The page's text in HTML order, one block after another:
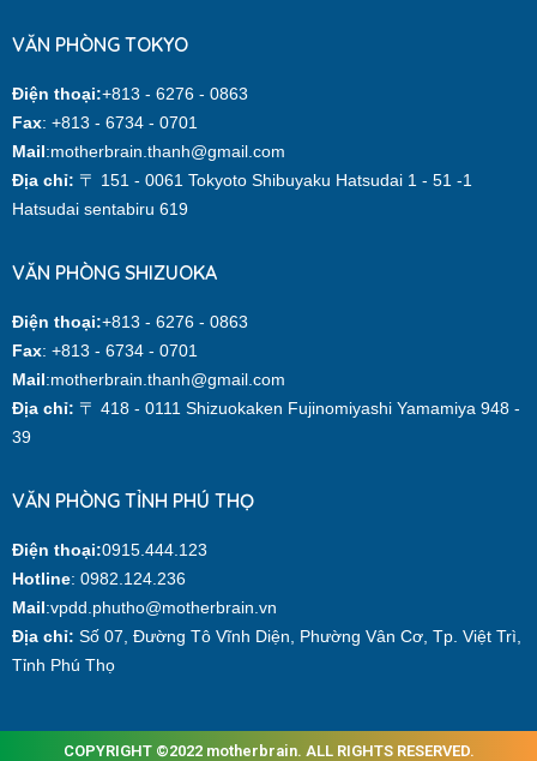
VĂN PHÒNG TOKYO
Điện thoại:+813 - 6276 - 0863
Fax: +813 - 6734 - 0701
Mail:motherbrain.thanh@gmail.com
Địa chỉ: 〒 151 - 0061 Tokyoto Shibuyaku Hatsudai 1 - 51 -1
Hatsudai sentabiru 619
VĂN PHÒNG SHIZUOKA
Điện thoại:+813 - 6276 - 0863
Fax: +813 - 6734 - 0701
Mail:motherbrain.thanh@gmail.com
Địa chỉ: 〒 418 - 0111 Shizuokaken Fujinomiyashi Yamamiya 948 -
39
VĂN PHÒNG TỈNH PHÚ THỌ
Điện thoại:0915.444.123
Hotline: 0982.124.236
Mail:vpdd.phutho@motherbrain.vn
Địa chỉ: Số 07, Đường Tô Vĩnh Diện, Phường Vân Cơ, Tp. Việt Trì,
Tỉnh Phú Thọ
COPYRIGHT ©2022 motherbrain. ALL RIGHTS RESERVED.